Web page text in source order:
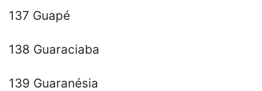
137 Guapé
138 Guaraciaba
139 Guaranésia